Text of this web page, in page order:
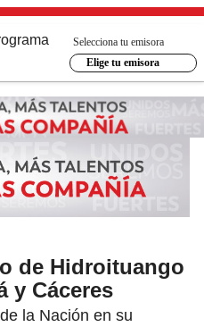
Selecciona tu emisora
Elige tu emisora
de Hidroituango
y Cáceres
la Nación en su